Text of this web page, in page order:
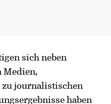
sich neben
Medien,
journalistischen
haben